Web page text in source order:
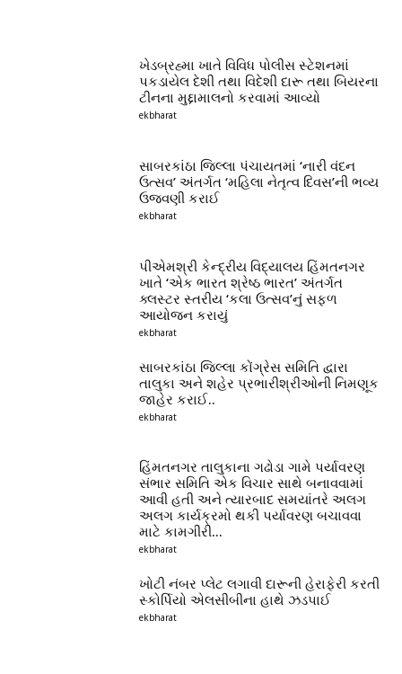
ખેડબ્રહ્મા ખાતે વિવિધ પોલીસ સ્ટેશનમાં
પકડાયેલ દેશી તથા વિદેશી દારૂ તથા બિયરના
ટીનના મુદ્દામાલનો કરવામાં આવ્યો
ekbharat
સાબરકાંઠા જિલ્લા પંચાયતમાં ‘નારી વંદન
ઉત્સવ’ અંતર્ગત ‘મહિલા નેતૃત્વ દિવસ’ની ભવ્ય
ઉજવણી કરાઈ
ekbharat
પીએમશ્રી કેન્દ્રીય વિદ્યાલય હિંમતનગર
ખાતે ‘એક ભારત શ્રેષ્ઠ ભારત’ અંતર્ગત
ક્લસ્ટર સ્તરીય ‘કલા ઉત્સવ’નું સફળ
આયોજન કરાયું
ekbharat
સાબરકાંઠા જિલ્લા કોંગ્રેસ સમિતિ દ્વારા
તાલુકા અને શહેર પ્રભારીશ્રીઓની નિમણૂક
જાહેર કરાઈ..
ekbharat
હિંમતનગર તાલુકાના ગઢોડા ગામે પર્યાવરણ
સંભાર સમિતિ એક વિચાર સાથે બનાવવામાં
આવી હતી અને ત્યારબાદ સમયાંતરે અલગ
અલગ કાર્યક્રમો થકી પર્યાવરણ બચાવવા
માટે કામગીરી...
ekbharat
ખોટી નંબર પ્લેટ લગાવી દારૂની હેરાફેરી કરતી
સ્કોર્પિયો એલસીબીના હાથે ઝડપાઈ
ekbharat